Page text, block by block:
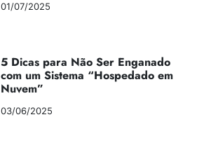
01/07/2025
5 Dicas para Não Ser Enganado
com um Sistema “Hospedado em
Nuvem”
03/06/2025